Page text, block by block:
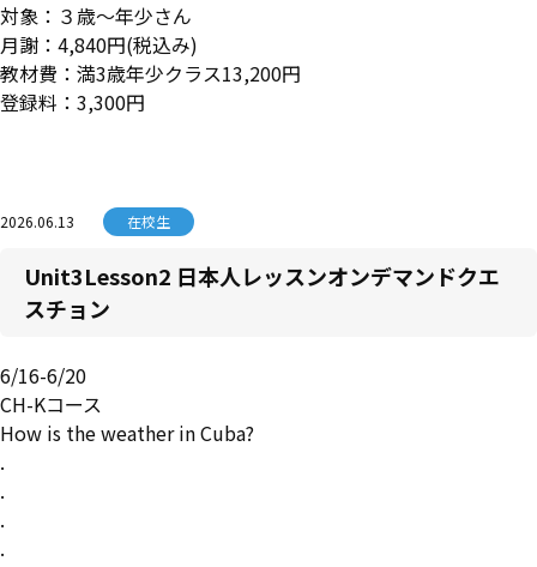
対象：３歳～年少さん
月謝：4,840円(税込み)
教材費：満3歳年少クラス13,200円
登録料：3,300円
2026.06.13 在校生
Unit3Lesson2 日本人レッスンオンデマンドクエ
スチョン
6/16-6/20
CH-Kコース
How is the weather in Cuba?
.
.
.
.